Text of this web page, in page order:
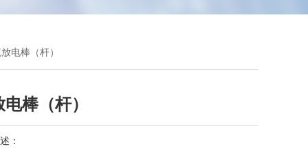
电棒（杆）
棒（杆）
：